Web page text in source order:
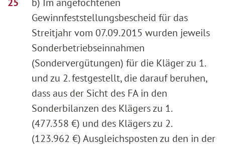
Gewinnfeststellungsbescheid für das
Streitjahr vom 07.09.2015 wurden jeweils
Sonderbetriebseinnahmen
(Sondervergütungen) für die Kläger zu 1.
und zu 2. festgestellt, die darauf beruhen,
dass aus der Sicht des FA in den
Sonderbilanzen des Klägers zu 1.
(477.358 €) und des Klägers zu 2.
(123.962 €) Ausgleichsposten zu den in der